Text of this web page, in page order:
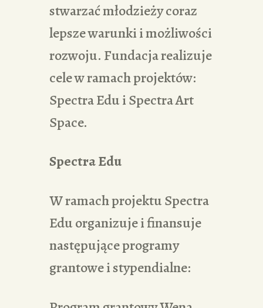
stwarzać młodzieży coraz
lepsze warunki i możliwości
rozwoju. Fundacja realizuje
cele w ramach projektów:
Spectra Edu i Spectra Art
Space.
Spectra Edu
W ramach projektu Spectra
Edu organizuje i finansuje
następujące programy
grantowe i stypendialne: